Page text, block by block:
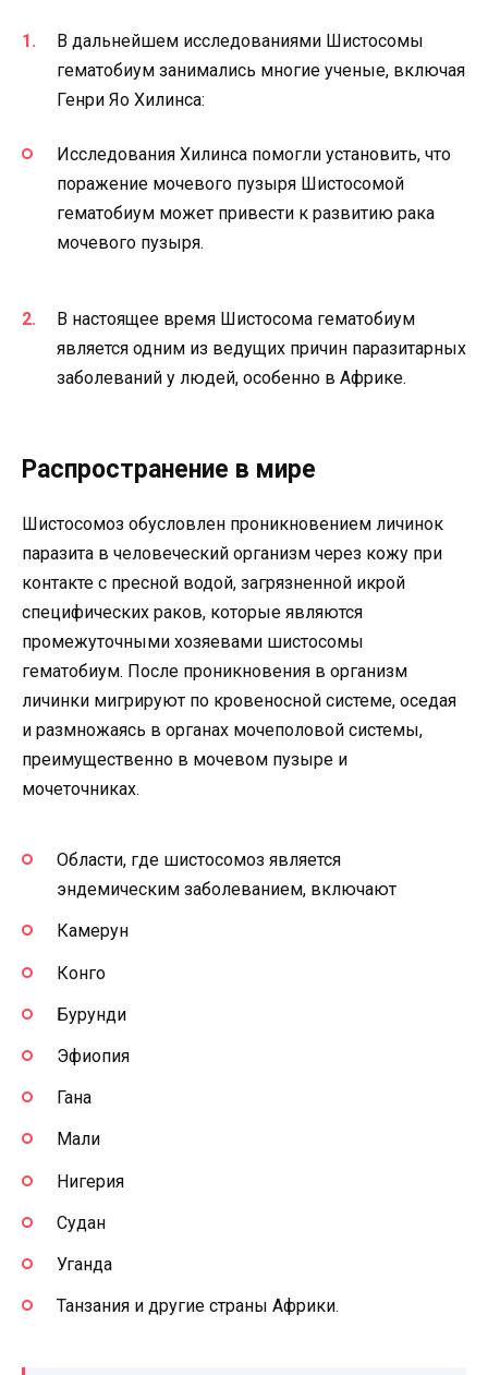
В дальнейшем исследованиями Шистосомы
гематобиум занимались многие ученые, включая
Генри Яо Хилинса:
Исследования Хилинса помогли установить, что
поражение мочевого пузыря Шистосомой
гематобиум может привести к развитию рака
мочевого пузыря.
В настоящее время Шистосома гематобиум
является одним из ведущих причин паразитарных
заболеваний у людей, особенно в Африке.
Распространение в мире
Шистосомоз обусловлен проникновением личинок
паразита в человеческий организм через кожу при
контакте с пресной водой, загрязненной икрой
специфических раков, которые являются
промежуточными хозяевами шистосомы
гематобиум. После проникновения в организм
личинки мигрируют по кровеносной системе, оседая
и размножаясь в органах мочеполовой системы,
преимущественно в мочевом пузыре и
мочеточниках.
Области, где шистосомоз является
эндемическим заболеванием, включают
Камерун
Конго
Бурунди
Эфиопия
Гана
Мали
Нигерия
Судан
Уганда
Танзания и другие страны Африки.